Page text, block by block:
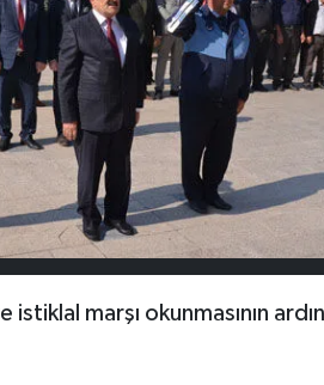
istiklal marşı okunmasının